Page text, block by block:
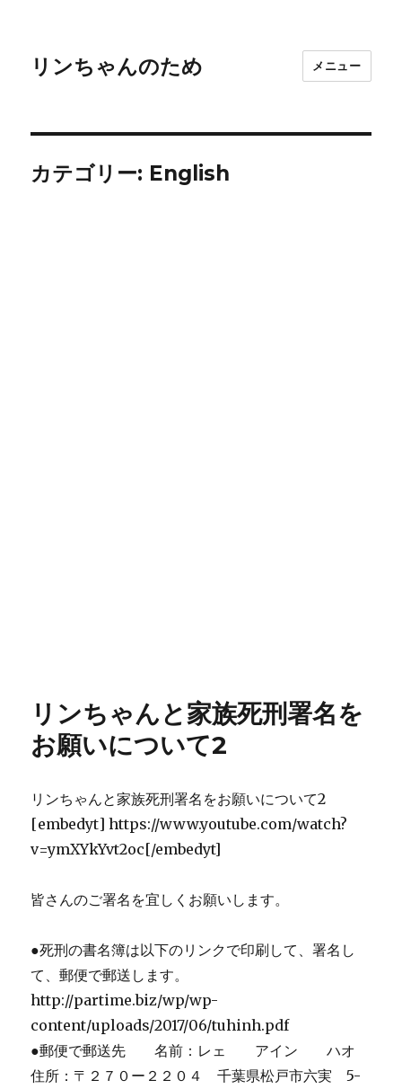
リンちゃんのため メニュー
カテゴリー: English
リンちゃんと家族死刑署名を
お願いについて2
リンちゃんと家族死刑署名をお願いについて2
[embedyt] https://www.youtube.com/watch?
v=ymXYkYvt2oc[/embedyt]
皆さんのご署名を宜しくお願いします。
●死刑の書名簿は以下のリンクで印刷して、署名し
て、郵便で郵送します。
http://partime.biz/wp/wp-
content/uploads/2017/06/tuhinh.pdf
●郵便で郵送先 名前：レェ アイン ハオ
住所：〒２７０ー２２０４ 千葉県松戸市六実 5-